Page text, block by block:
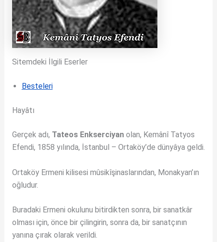
Sitemdeki İlgili Eserler
Besteleri
Hayâtı
Gerçek adı, Tateos Enkserciyanolan, Kemânî Tatyos
Efendi, 1858 yılında, İstanbul – Ortaköy’de dünyâya geldi.
Ortaköy Ermeni kilisesi mûsikîşinaslarından, Monakyan’ın
oğludur.
Buradaki Ermeni okulunu bitirdikten sonra, bir sanatkâr
olması için, önce bir çilingirin, sonra da, bir sanatçının
yanına çırak olarak verildi.